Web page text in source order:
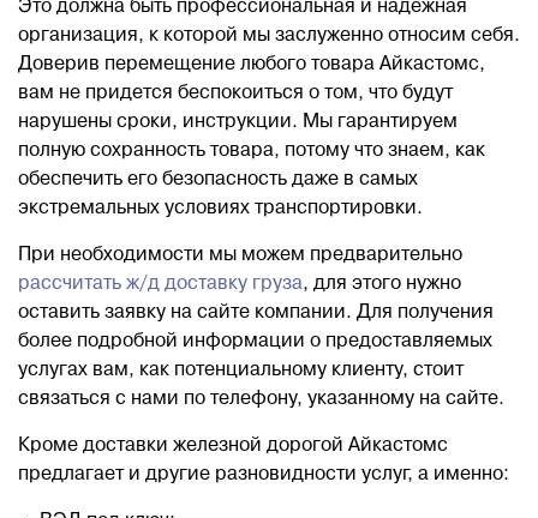
Это должна быть профессиональная и надежная
организация, к которой мы заслуженно относим себя.
Доверив перемещение любого товара Айкастомс,
вам не придется беспокоиться о том, что будут
нарушены сроки, инструкции. Мы гарантируем
полную сохранность товара, потому что знаем, как
обеспечить его безопасность даже в самых
экстремальных условиях транспортировки.
При необходимости мы можем предварительно
рассчитать ж/д доставку груза, для этого нужно
оставить заявку на сайте компании. Для получения
более подробной информации о предоставляемых
услугах вам, как потенциальному клиенту, стоит
связаться с нами по телефону, указанному на сайте.
Кроме доставки железной дорогой Айкастомс
предлагает и другие разновидности услуг, а именно: